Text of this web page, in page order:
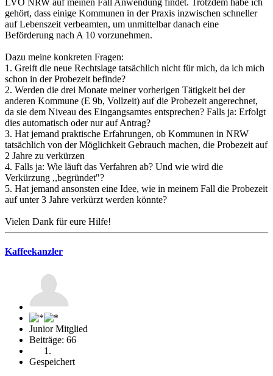
LVO NRW auf meinen Fall Anwendung findet. Trotzdem habe ich
gehört, dass einige Kommunen in der Praxis inzwischen schneller
auf Lebenszeit verbeamten, um unmittelbar danach eine
Beförderung nach A 10 vorzunehmen.
Dazu meine konkreten Fragen:
1. Greift die neue Rechtslage tatsächlich nicht für mich, da ich mich
schon in der Probezeit befinde?
2. Werden die drei Monate meiner vorherigen Tätigkeit bei der
anderen Kommune (E 9b, Vollzeit) auf die Probezeit angerechnet,
da sie dem Niveau des Eingangsamtes entsprechen? Falls ja: Erfolgt
dies automatisch oder nur auf Antrag?
3. Hat jemand praktische Erfahrungen, ob Kommunen in NRW
tatsächlich von der Möglichkeit Gebrauch machen, die Probezeit auf
2 Jahre zu verkürzen
4. Falls ja: Wie läuft das Verfahren ab? Und wie wird die
Verkürzung ,,begründet"?
5. Hat jemand ansonsten eine Idee, wie in meinem Fall die Probezeit
auf unter 3 Jahre verkürzt werden könnte?
Vielen Dank für eure Hilfe!
Kaffeekanzler
Junior Mitglied
Beiträge: 66
Gespeichert